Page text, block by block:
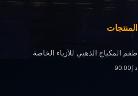
طقم المكياج الذهبي للأزياء الخاصة
د.إ90.00